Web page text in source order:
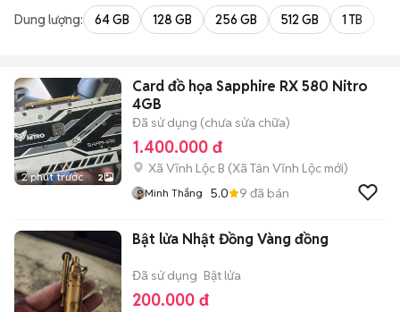
Dung lượng: 64 GB 128 GB 256 GB 512 GB 1 TB
2 phút trước 2
Card đồ họa Sapphire RX 580 Nitro
4GB
Đã sử dụng (chưa sửa chữa)
1.400.000 đ
Xã Vĩnh Lộc B (Xã Tân Vĩnh Lộc mới)
Minh Thắng 5.0 9 đã bán
Bật lửa Nhật Đồng Vàng đồng
Đã sử dụng Bật lửa
200.000 đ